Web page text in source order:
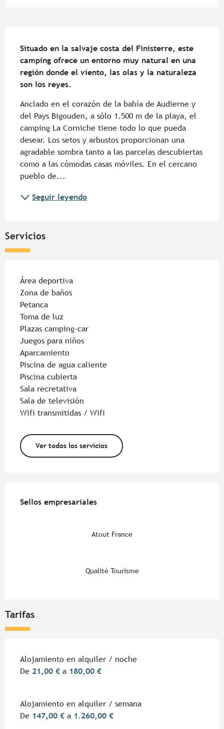
Situado en la salvaje costa del Finisterre, este
camping ofrece un entorno muy natural en una
región donde el viento, las olas y la naturaleza
son los reyes.
Anclado en el corazón de la bahía de Audierne y
del Pays Bigouden, a sólo 1.500 m de la playa, el
camping La Corniche tiene todo lo que pueda
desear. Los setos y arbustos proporcionan una
agradable sombra tanto a las parcelas descubiertas
como a las cómodas casas móviles. En el cercano
pueblo de...
Seguir leyendo
Servicios
Área deportiva
Zona de baños
Petanca
Toma de luz
Plazas camping-car
Juegos para niños
Aparcamiento
Piscina de agua caliente
Piscina cubierta
Sala recretativa
Sala de televisión
Wifi transmitidas / Wifi
Ver todos los servicios
Sellos empresariales
Sellos empresariales
Atout France
Qualité Tourisme
Tarifas
Tarifas 2026
Alojamiento en alquiler / noche
De 21,00 € a 180,00 €
Alojamiento en alquiler / semana
De 147,00 € a 1.260,00 €